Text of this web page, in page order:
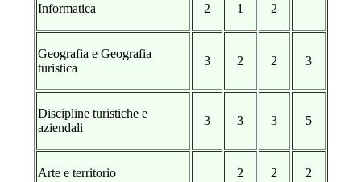
Informatica 2 1 2
Geografia e Geografia
turistica
3 2 2 3
Discipline turistiche e
aziendali
3 3 3 5
Arte e territorio 2 2 2